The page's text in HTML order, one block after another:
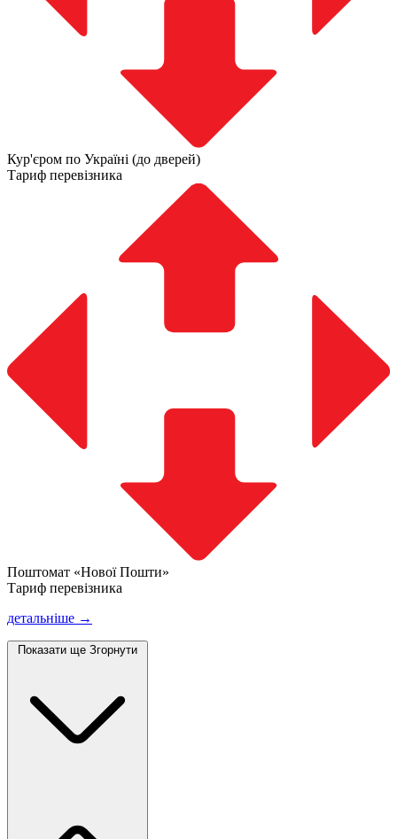
Кур'єром по Україні (до дверей)
Тариф перевізника
Поштомат «Нової Пошти»
Тариф перевізника
детальніше →
Показати ще Згорнути